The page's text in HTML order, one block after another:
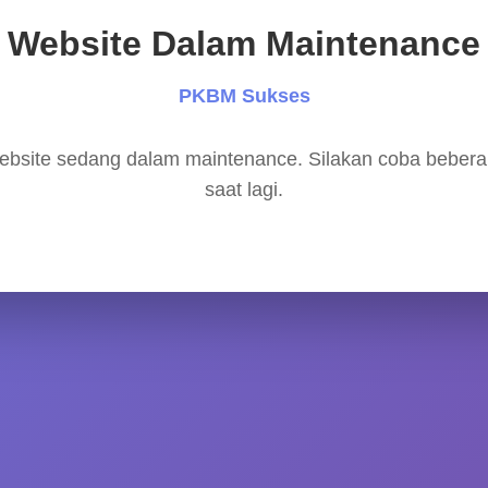
Website Dalam Maintenance
PKBM Sukses
sedang dalam maintenance. Silakan coba
saat lagi.